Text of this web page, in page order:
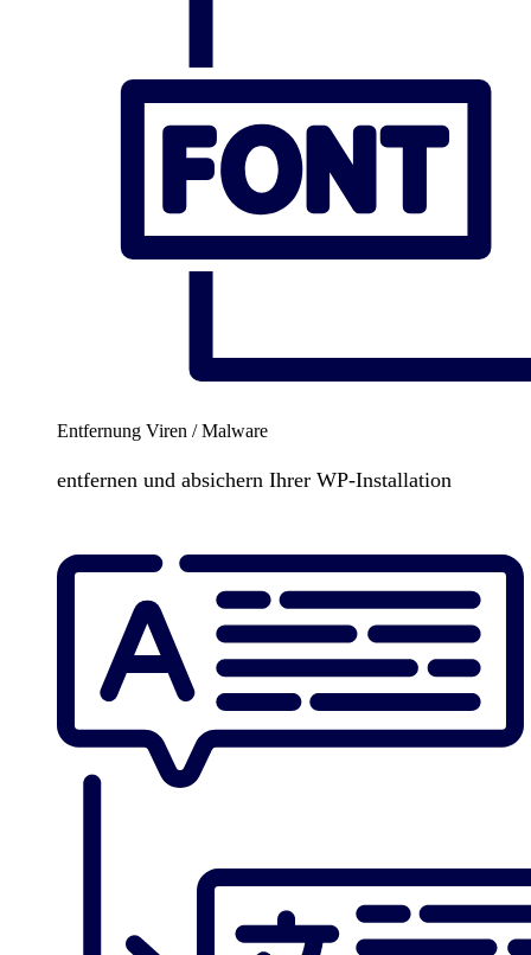
Entfernung Viren / Malware
entfernen und absichern Ihrer WP-Installation